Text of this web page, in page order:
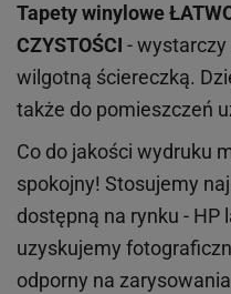
Tapety winylowe
CZYSTOŚCI -
wilgotną ściereczką.
także do pomieszczeń
Co do jakości wydruku
spokojny! Stosujemy
dostępną na rynku - HP
uzyskujemy
odporny na